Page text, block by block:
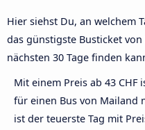
Hier siehst Du, an welchem
das günstigste Busticket
nächsten 30 Tage finden
Mit einem Preis ab 43 CHF
für einen Bus von Mailand
ist der teuerste Tag mit